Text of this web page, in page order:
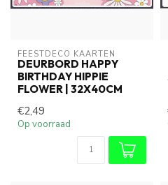
FEESTDECO KAARTEN
DEURBORD HAPPY
BIRTHDAY HIPPIE
FLOWER | 32X40CM
€2,49
Op voorraad